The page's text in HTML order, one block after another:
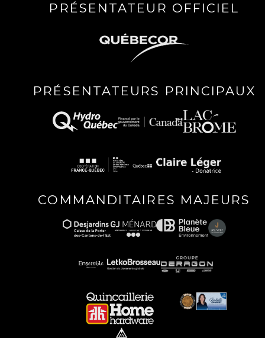
PRÉSENTATEUR OFFICIEL
PRÉSENTATEURS PRINCIPAUX
COMMANDITAIRES MAJEURS